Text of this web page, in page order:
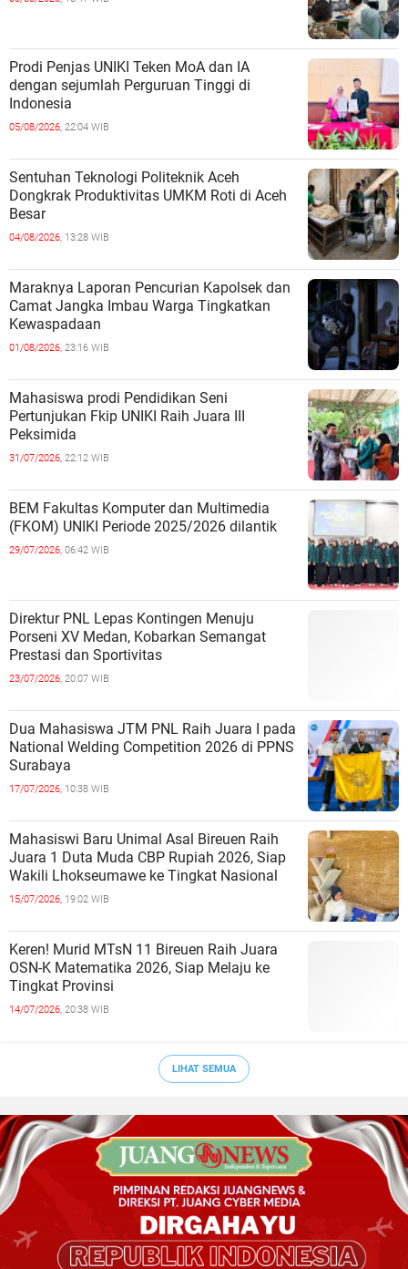
Prodi Penjas UNIKI Teken MoA dan IA
dengan sejumlah Perguruan Tinggi di
Indonesia
05/08/2026, 22:04 WIB
Sentuhan Teknologi Politeknik Aceh
Dongkrak Produktivitas UMKM Roti di Aceh
Besar
04/08/2026, 13:28 WIB
Maraknya Laporan Pencurian Kapolsek dan
Camat Jangka Imbau Warga Tingkatkan
Kewaspadaan
01/08/2026, 23:16 WIB
Mahasiswa prodi Pendidikan Seni
Pertunjukan Fkip UNIKI Raih Juara III
Peksimida
31/07/2026, 22:12 WIB
BEM Fakultas Komputer dan Multimedia
(FKOM) UNIKI Periode 2025/2026 dilantik
29/07/2026, 06:42 WIB
Direktur PNL Lepas Kontingen Menuju
Porseni XV Medan, Kobarkan Semangat
Prestasi dan Sportivitas
23/07/2026, 20:07 WIB
Dua Mahasiswa JTM PNL Raih Juara I pada
National Welding Competition 2026 di PPNS
Surabaya
17/07/2026, 10:38 WIB
Mahasiswi Baru Unimal Asal Bireuen Raih
Juara 1 Duta Muda CBP Rupiah 2026, Siap
Wakili Lhokseumawe ke Tingkat Nasional
15/07/2026, 19:02 WIB
Keren! Murid MTsN 11 Bireuen Raih Juara
OSN-K Matematika 2026, Siap Melaju ke
Tingkat Provinsi
14/07/2026, 20:38 WIB
LIHAT SEMUA